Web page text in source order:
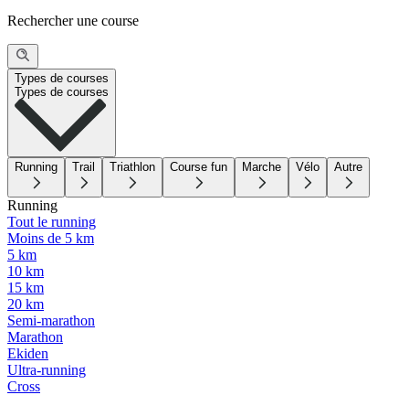
Rechercher une course
Types de courses
Types de courses
Running Trail Triathlon Course fun Marche Vélo Autre
Running
Tout le running
Moins de 5 km
5 km
10 km
15 km
20 km
Semi-marathon
Marathon
Ekiden
Ultra-running
Cross